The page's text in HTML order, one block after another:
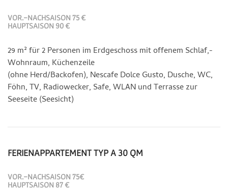
VOR.-NACHSAISON 75 €
HAUPTSAISON 90 €
29 m² für 2 Personen im Erdgeschoss mit offenem Schlaf,-
Wohnraum, Küchenzeile
(ohne Herd/Backofen), Nescafe Dolce Gusto, Dusche, WC,
Föhn, TV, Radiowecker, Safe, WLAN und Terrasse zur
Seeseite (Seesicht)
FERIENAPPARTEMENT TYP A 30 QM
VOR.-NACHSAISON 75€
HAUPTSAISON 87 €